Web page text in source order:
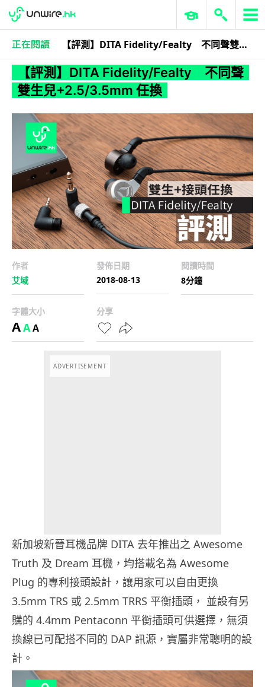
【評測】DITA Fidelity/Fealty 不同聲雙生兒+2.5/3.5mm 任換
3C科技 流動音樂
【評測】DITA Fidelity/Fealty 不同聲
雙生兒+2.5/3.5mm 任換
作者
艾域
發佈日期
2018-08-13
閱讀時間
8分鐘
字體大小
AAA
分享
ADVERTISEMENT
新加坡新晉耳機品牌 DITA 去年推出之 Awesome
Truth 及 Dream 耳機，均搭載名為 Awesome
Plug 的專利接頭設計，讓用家可以自由更換
3.5mm TRS 或 2.5mm TRRS 平衡插頭， 並設有另
購的 4.4mm Pentaconn 平衡插頭可供選擇，無須
換線已可配搭不同的 DAP 訊源，實屬非常聰明的設
計。